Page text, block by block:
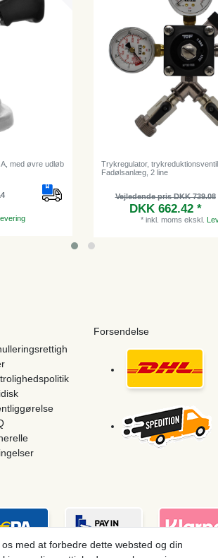
med øvre udløb
Levering
Trykregulator, trykreduktionsventil
Fadølsanlæg, 2 line
Vejledende pris DKK 739.08
DKK 662.42 *
* inkl. moms ekskl.
Forsendelse
med at forbedre dette websted og din